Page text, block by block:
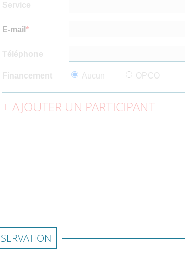
Service
E-mail
Téléphone
Financement Aucun OPCO
AJOUTER UN PARTICIPANT